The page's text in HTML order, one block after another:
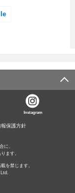
Instagram
報保護方針
に、
ます。
を禁じます。